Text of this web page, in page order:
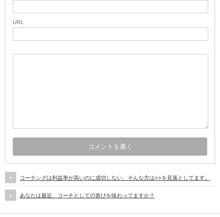
URL
コーチングは利益率が高いのに成功しない、そんな方は○○を見落としてます。
あなたは最近、コーチとしての喜びを味わってますか？